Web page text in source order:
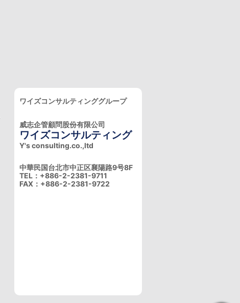
ワイズコンサルティンググループ
威志企管顧問股份有限公司
ワイズコンサルティング
Y's consulting.co.,ltd
中華民国台北市中正区襄陽路9号8F
TEL：+886-2-2381-9711
FAX：+886-2-2381-9722